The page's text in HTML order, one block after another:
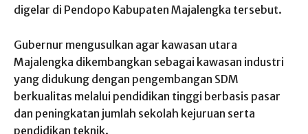
digelar di Pendopo Kabupaten Majalengka tersebut.
Gubernur mengusulkan agar kawasan utara
Majalengka dikembangkan sebagai kawasan industri
yang didukung dengan pengembangan SDM
berkualitas melalui pendidikan tinggi berbasis pasar
dan peningkatan jumlah sekolah kejuruan serta
pendidikan teknik.